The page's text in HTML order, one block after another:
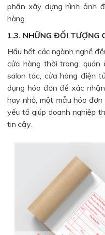
phần xây dựng hình ảnh
hàng.
1.3. NHỮNG ĐỐI TƯỢNG
Hầu hết các ngành nghề
cửa hàng thời trang, quán
salon tóc, cửa hàng điện
dụng hóa đơn để xác
hay nhỏ, một mẫu hóa đơn
yếu tố giúp doanh nghiệp
tin cậy.